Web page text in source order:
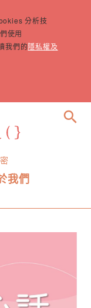
分析技
使用
我們的隱私權及
我們
search